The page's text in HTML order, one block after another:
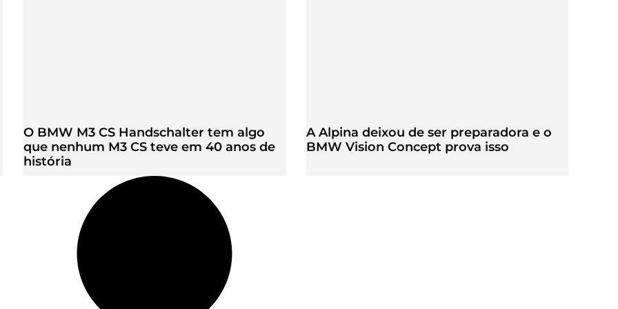
O BMW M3 CS Handschalter tem algo
que nenhum M3 CS teve em 40 anos de
história
A Alpina deixou de ser preparadora e o
BMW Vision Concept prova isso